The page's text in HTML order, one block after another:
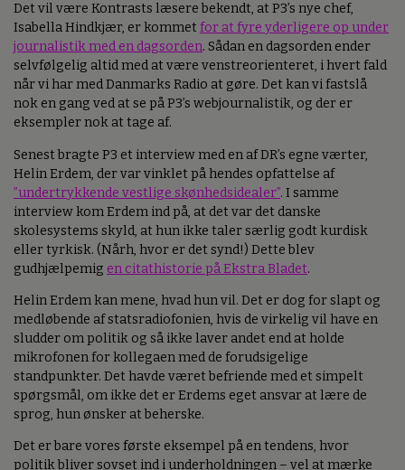
Det vil være Kontrasts læsere bekendt, at P3’s nye chef,
Isabella Hindkjær, er kommet for at fyre yderligere op under
journalistik med en dagsorden. Sådan en dagsorden ender
selvfølgelig altid med at være venstreorienteret, i hvert fald
når vi har med Danmarks Radio at gøre. Det kan vi fastslå
nok en gang ved at se på P3’s webjournalistik, og der er
eksempler nok at tage af.
Senest bragte P3 et interview med en af DR’s egne værter,
Helin Erdem, der var vinklet på hendes opfattelse af
”undertrykkende vestlige skønhedsidealer”. I samme
interview kom Erdem ind på, at det var det danske
skolesystems skyld, at hun ikke taler særlig godt kurdisk
eller tyrkisk. (Nårh, hvor er det synd!) Dette blev
gudhjælpemig en citathistorie på Ekstra Bladet.
Helin Erdem kan mene, hvad hun vil. Det er dog for slapt og
medløbende af statsradiofonien, hvis de virkelig vil have en
sludder om politik og så ikke laver andet end at holde
mikrofonen for kollegaen med de forudsigelige
standpunkter. Det havde været befriende med et simpelt
spørgsmål, om ikke det er Erdems eget ansvar at lære de
sprog, hun ønsker at beherske.
Det er bare vores første eksempel på en tendens, hvor
politik bliver sovset ind i underholdningen – vel at mærke